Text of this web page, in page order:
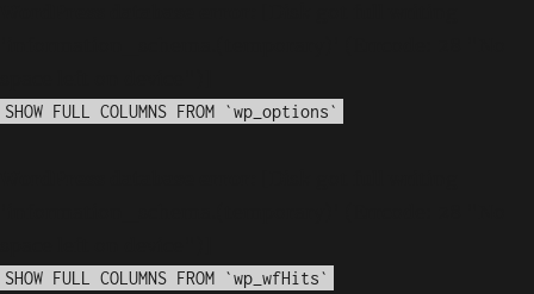
SHOW FULL COLUMNS FROM `wp_options`
SHOW FULL COLUMNS FROM `wp_wfHits`